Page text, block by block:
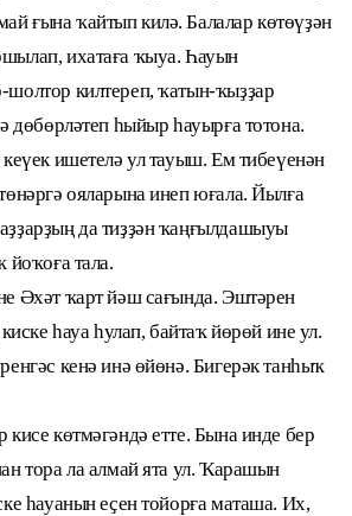
ғына ҡайтып килә. Балалар көтөүҙән
ихатаға ҡыуа. Һауын
шолтор килтереп, ҡатын-ҡыҙҙар
дөбөрләтеп һыйыр һауырға тотона.
ишетелә ул тауыш. Ем тибеүенән
ояларына инеп юғала. Йылға
да тиҙҙән ҡаңғылдашыуы
йоҡоға тала.
Әхәт ҡарт йәш сағында. Эштәрен
һауа һулап, байтаҡ йөрөй ине ул.
кенә инә өйөнә. Бигерәк танһыҡ
кисе көтмәгәндә етте. Бына инде бер
тора ла алмай ята ул. Ҡарашын
һауанын еҫен тойорға маташа. Их,